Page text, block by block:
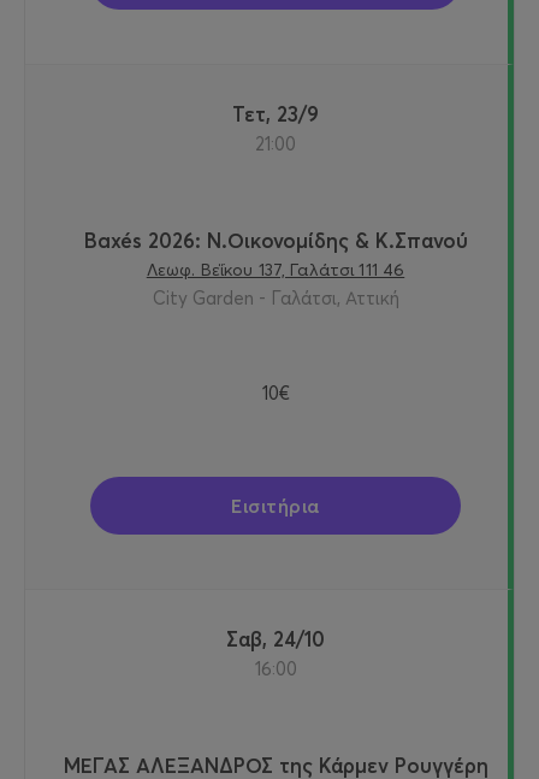
Τετ, 23/9
21:00
Baxés 2026: Ν.Οικονομίδης & Κ.Σπανού
Λεωφ. Βεΐκου 137, Γαλάτσι 111 46
City Garden - Γαλάτσι, Αττική
10€
Εισιτήρια
Σαβ, 24/10
16:00
ΜΕΓΑΣ ΑΛΕΞΑΝΔΡΟΣ της Κάρμεν Ρουγγέρη